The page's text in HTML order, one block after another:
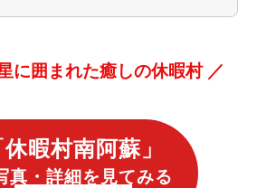
に囲まれた癒しの休暇村 ／
休暇村南阿蘇 」
真・詳細を見てみる